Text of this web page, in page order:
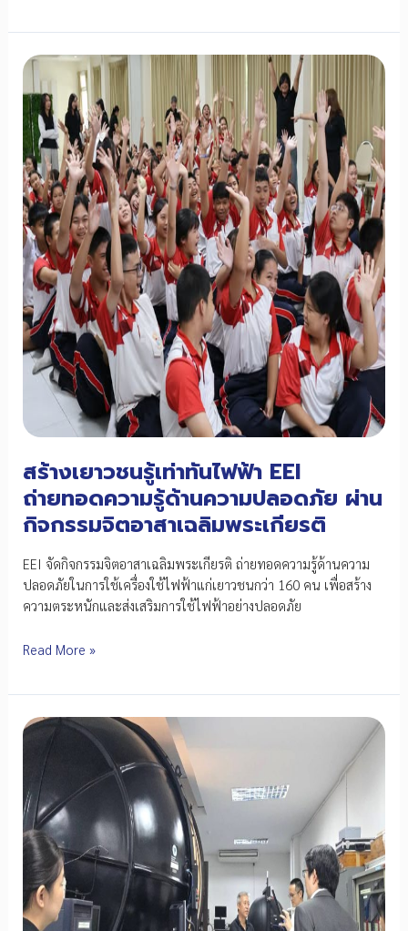
EEI
แห่ง
ความ
เชื่อ
มั่น
เดิน
หน้า
ขับ
เคลื่อน
อุตสาหกรรม
ไฟฟ้า
และ
อิเล็กทรอนิกส์
ไทย
สู่
ความ
ยั่งยืน
สร้างเยาวชนรู้เท่าทันไฟฟ้า EEI
ถ่ายทอดความรู้ด้านความปลอดภัย ผ่าน
กิจกรรมจิตอาสาเฉลิมพระเกียรติ
EEI จัดกิจกรรมจิตอาสาเฉลิมพระเกียรติ ถ่ายทอดความรู้ด้านความ
ปลอดภัยในการใช้เครื่องใช้ไฟฟ้าแก่เยาวชนกว่า 160 คน เพื่อสร้าง
ความตระหนักและส่งเสริมการใช้ไฟฟ้าอย่างปลอดภัย
สร้าง
รู้
ทัน
ถ่ายทอด
ความ
รู้
ด้าน
ความ
ปลอดภัย
ผ่าน
Read More »